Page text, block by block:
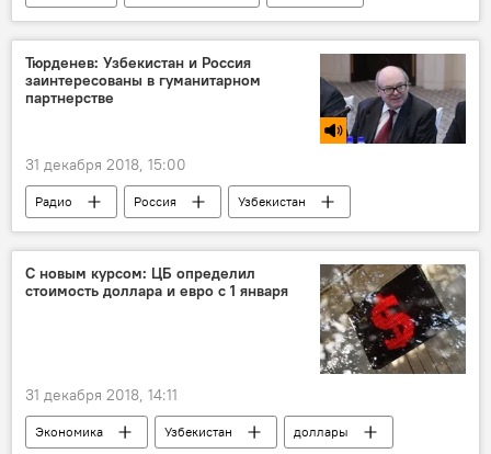
Москва
Дед Мороз
Снегурочка
Тюрденев: Узбекистан и Россия
заинтересованы в гуманитарном
партнерстве
31 декабря 2018, 15:00
Радио Россия
Узбекистан
Владимир Тюрденев
С новым курсом: ЦБ определил
стоимость доллара и евро с 1 января
31 декабря 2018, 14:11
Экономика Узбекистан
доллары